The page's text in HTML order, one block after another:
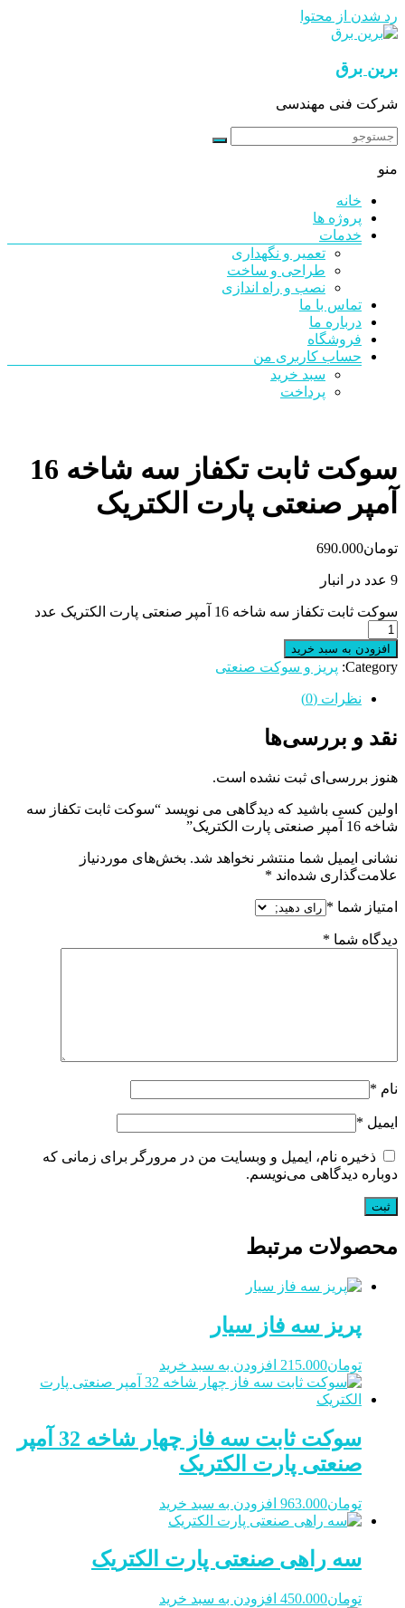
رد شدن از محتوا
برین برق
شرکت فنی مهندسی
منو
خانه
پروژه ها
خدمات
تعمیر و نگهداری
طراحی و ساخت
نصب و راه اندازی
تماس با ما
درباره ما
فروشگاه
حساب کاربری من
سبد خرید
پرداخت
سوکت ثابت تکفاز سه شاخه 16
آمپر صنعتی پارت الکتریک
تومان690.000
9 عدد در انبار
سوکت ثابت تکفاز سه شاخه 16 آمپر صنعتی پارت الکتریک عدد
افزودن به سبد خرید
Category: پریز و سوکت صنعتی
نظرات (0)
نقد و بررسی‌ها
هنوز بررسی‌ای ثبت نشده است.
اولین کسی باشید که دیدگاهی می نویسد “سوکت ثابت تکفاز سه
شاخه 16 آمپر صنعتی پارت الکتریک”
نشانی ایمیل شما منتشر نخواهد شد. بخش‌های موردنیاز
علامت‌گذاری شده‌اند *
امتیاز شما *
دیدگاه شما *
نام *
ایمیل *
ذخیره نام، ایمیل و وبسایت من در مرورگر برای زمانی که
دوباره دیدگاهی می‌نویسم.
محصولات مرتبط
پریز سه فاز سیار
تومان215.000 افزودن به سبد خرید
سوکت ثابت سه فاز چهار شاخه 32 آمپر
صنعتی پارت الکتریک
تومان963.000 افزودن به سبد خرید
سه راهی صنعتی پارت الکتریک
تومان450.000 افزودن به سبد خرید